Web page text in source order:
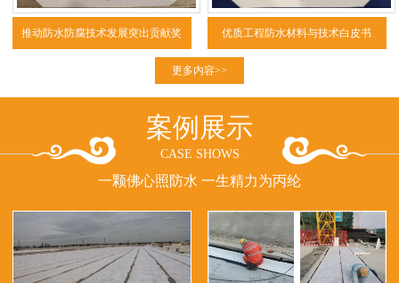
推动防水防腐技术发展突出贡献奖 优质工程防水材料与技术白皮书
更多内容>>
案例展示
CASE SHOWS
一颗佛心照防水 一生精力为丙纶